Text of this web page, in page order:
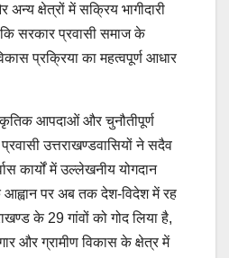
अन्य क्षेत्रों में सक्रिय भागीदारी
सरकार प्रवासी समाज के
प्रक्रिया का महत्वपूर्ण आधार
आपदाओं और चुनौतीपूर्ण
प्रवासी उत्तराखण्डवासियों ने सदैव
कार्यों में उल्लेखनीय योगदान
आह्वान पर अब तक देश-विदेश में रह
के 29 गांवों को गोद लिया है,
और ग्रामीण विकास के क्षेत्र में